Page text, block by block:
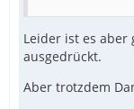
Leider ist es aber
ausgedrückt.
Aber trotzdem